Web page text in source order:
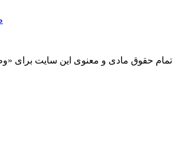
تمام حقوق مادی و معنوی این سایت برای